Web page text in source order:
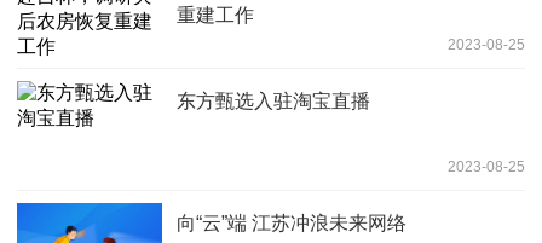
重建工作
2023-08-25
东方甄选入驻淘宝直播
2023-08-25
向“云”端 江苏冲浪未来网络